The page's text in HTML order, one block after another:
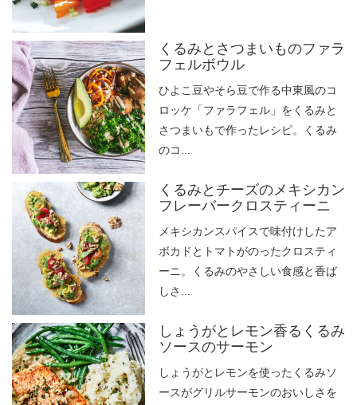
くるみとさつまいものファラ
フェルボウル
ひよこ豆やそら豆で作る中東風のコ
ロッケ「ファラフェル」をくるみと
さつまいもで作ったレシピ。くるみ
のコ...
くるみとチーズのメキシカン
フレーバークロスティーニ
メキシカンスパイスで味付けしたア
ボカドとトマトがのったクロスティ
ーニ。くるみのやさしい食感と香ば
しさ...
しょうがとレモン香るくるみ
ソースのサーモン
しょうがとレモンを使ったくるみソ
ースがグリルサーモンのおいしさを